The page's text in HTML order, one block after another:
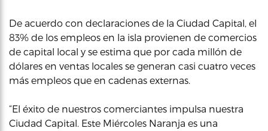
De acuerdo con declaraciones de la Ciudad Capital, el
83% de los empleos en la isla provienen de comercios
de capital local y se estima que por cada millón de
dólares en ventas locales se generan casi cuatro veces
más empleos que en cadenas externas.
“El éxito de nuestros comerciantes impulsa nuestra
Ciudad Capital. Este Miércoles Naranja es una